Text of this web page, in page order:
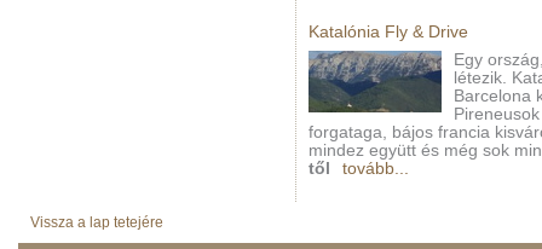
Katalónia Fly & Drive
Egy
létezik.
Barcelona
forgataga, bájos francia
mindez együtt és még sok
től
tovább...
Vissza a lap tetejére